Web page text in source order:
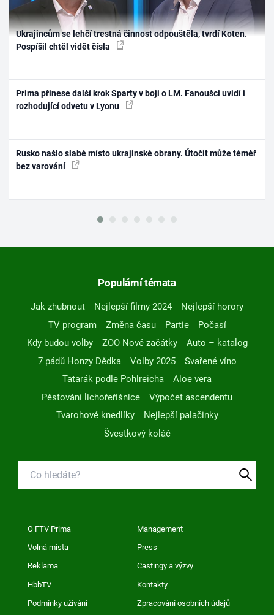
Ukrajincům se lehčí trestná činnost odpouštěla, tvrdí Koten.
Pospíšil chtěl vidět čísla
Prima přinese další krok Sparty v boji o LM. Fanoušci uvidí i
rozhodující odvetu v Lyonu
Rusko našlo slabé místo ukrajinské obrany. Útočit může téměř
bez varování
Populární témata
Jak zhubnout Nejlepší filmy 2024
Nejlepší horory
TV program
Změna času Partie
Počasí
Kdy budou volby
ZOO Nové začátky
Auto – katalog
7 pádů Honzy Dědka
Volby 2025
Svařené víno
Tatarák podle Pohlreicha
Aloe vera
Pěstování lichořeřišnice
Výpočet ascendentu
Tvarohové knedlíky
Nejlepší palačinky
Švestkový koláč
O FTV Prima Management
Volná místa Press
Reklama Castingy a výzvy
HbbTV Kontakty
Podmínky užívání Zpracování osobních údajů